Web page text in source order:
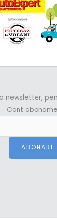
newsletter,
Cont
ABONARE